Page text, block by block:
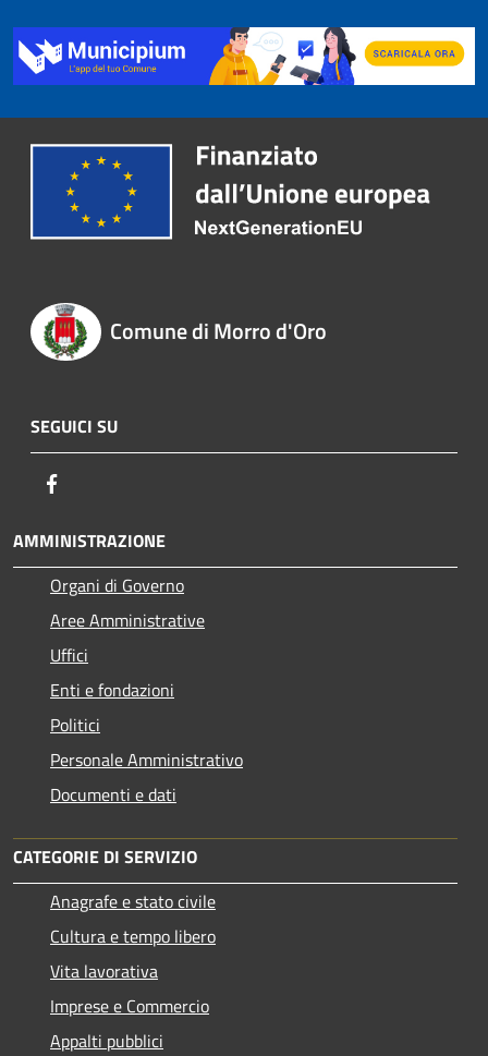
Comune di Morro d'Oro
SEGUICI SU
AMMINISTRAZIONE
Organi di Governo
Aree Amministrative
Uffici
Enti e fondazioni
Politici
Personale Amministrativo
Documenti e dati
CATEGORIE DI SERVIZIO
Anagrafe e stato civile
Cultura e tempo libero
Vita lavorativa
Imprese e Commercio
Appalti pubblici